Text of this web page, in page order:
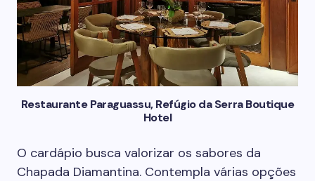
Restaurante Paraguassu, Refúgio da Serra Boutique
Hotel
O cardápio busca valorizar os sabores da
Chapada Diamantina. Contempla várias opções